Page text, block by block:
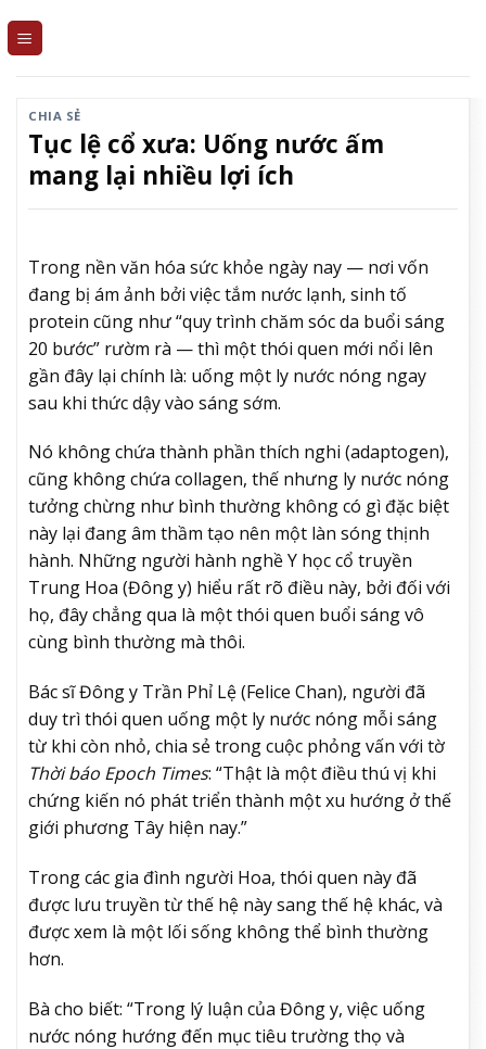
CHIA SẺ
Tục lệ cổ xưa: Uống nước ấm
mang lại nhiều lợi ích
Trong nền văn hóa sức khỏe ngày nay — nơi vốn
đang bị ám ảnh bởi việc tắm nước lạnh, sinh tố
protein cũng như “quy trình chăm sóc da buổi sáng
20 bước” rườm rà — thì một thói quen mới nổi lên
gần đây lại chính là: uống một ly nước nóng ngay
sau khi thức dậy vào sáng sớm.
Nó không chứa thành phần thích nghi (adaptogen),
cũng không chứa collagen, thế nhưng ly nước nóng
tưởng chừng như bình thường không có gì đặc biệt
này lại đang âm thầm tạo nên một làn sóng thịnh
hành. Những người hành nghề Y học cổ truyền
Trung Hoa (Đông y) hiểu rất rõ điều này, bởi đối với
họ, đây chẳng qua là một thói quen buổi sáng vô
cùng bình thường mà thôi.
Bác sĩ Đông y Trần Phỉ Lệ (Felice Chan), người đã
duy trì thói quen uống một ly nước nóng mỗi sáng
từ khi còn nhỏ, chia sẻ trong cuộc phỏng vấn với tờ
Thời báo Epoch Times: “Thật là một điều thú vị khi
chứng kiến nó phát triển thành một xu hướng ở thế
giới phương Tây hiện nay.”
Trong các gia đình người Hoa, thói quen này đã
được lưu truyền từ thế hệ này sang thế hệ khác, và
được xem là một lối sống không thể bình thường
hơn.
Bà cho biết: “Trong lý luận của Đông y, việc uống
nước nóng hướng đến mục tiêu trường thọ và